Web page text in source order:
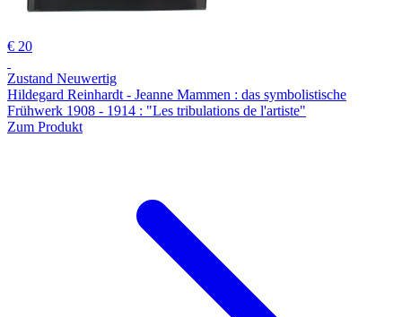
€ 20
Zustand Neuwertig
Hildegard Reinhardt - Jeanne Mammen : das symbolistische
Frühwerk 1908 - 1914 : "Les tribulations de l'artiste"
Zum Produkt